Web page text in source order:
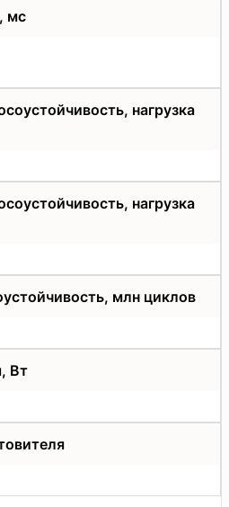
мс
нагрузка
нагрузка
млн циклов
Вт